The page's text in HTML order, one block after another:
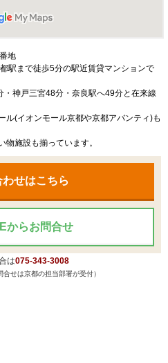
地
駅まで徒歩5分の駅近賃貸マンションで
神戸三宮48分・奈良駅へ49分と在来線
ル(イオンモール京都や京都アバンティ)も
施設も揃っています。
わせはこちら
からお問合せ
は075-343-3008
せは京都の担当部署が受付）